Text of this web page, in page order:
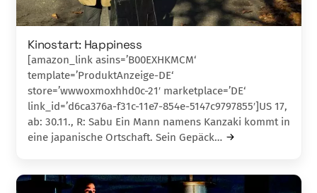
Kinostart: Happiness
[amazon_link asins=’B00EXHKMCM‘
template=’ProduktAnzeige-DE‘
store=’wwwoxmoxhhd0c-21′ marketplace=’DE‘
link_id=’d6ca376a-f31c-11e7-854e-5147c9797855′]US 17,
ab: 30.11., R: Sabu Ein Mann namens Kanzaki kommt in
eine japanische Ortschaft. Sein Gepäck…